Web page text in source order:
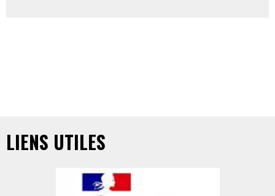
LIENS UTILES